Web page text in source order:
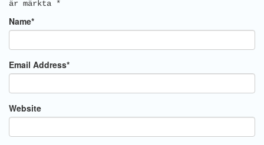
är märkta *
Name*
Email Address*
Website